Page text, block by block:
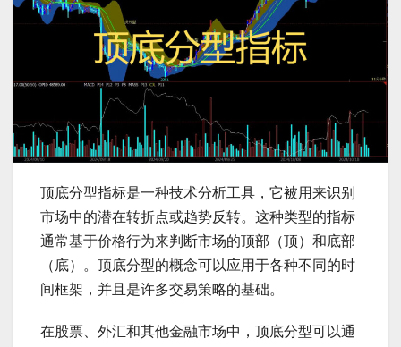
顶底分型指标是一种技术分析工具，它被用来识别
市场中的潜在转折点或趋势反转。这种类型的指标
通常基于价格行为来判断市场的顶部（顶）和底部
（底）。顶底分型的概念可以应用于各种不同的时
间框架，并且是许多交易策略的基础。
在股票、外汇和其他金融市场中，顶底分型可以通